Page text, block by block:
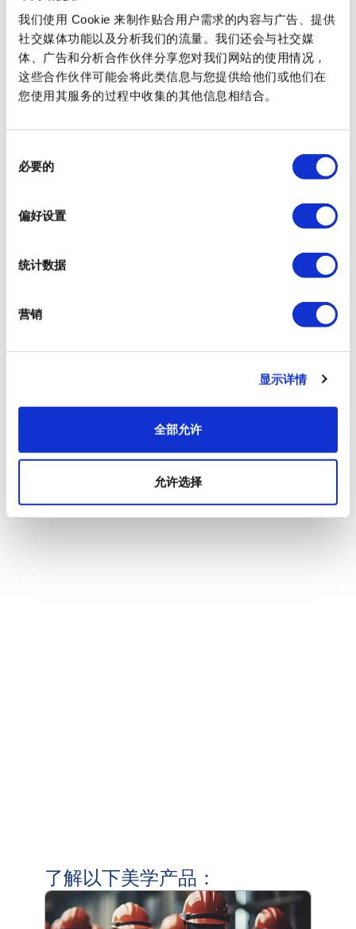
我们使用 Cookie 来制作贴合用户需求的内容与广告、提供
社交媒体功能以及分析我们的流量。我们还会与社交媒
体、广告和分析合作伙伴分享您对我们网站的使用情况，
这些合作伙伴可能会将此类信息与您提供给他们或他们在
您使用其服务的过程中收集的其他信息相结合。
必要的
偏好设置
统计数据
营销
显示详情
全部允许
允许选择
了解以下美学产品：